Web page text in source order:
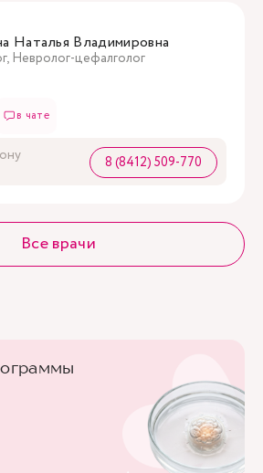
Наталья Владимировна
Невролог-цефалголог
в чате
8 (8412) 509-770
Все врачи